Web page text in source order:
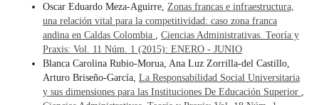
Oscar Eduardo Meza-Aguirre, Zonas francas e infraestructura,
una relación vital para la competitividad: caso zona franca
andina en Caldas Colombia
Ciencias Administrativas. Teoría y
Praxis: Vol. 11 Núm. 1 (2015): ENERO - JUNIO
Blanca Carolina Rubio-Morua, Ana Luz Zorrilla-del Castillo,
Arturo Briseño-García, La Responsabilidad Social Universitaria
y sus dimensiones para las Instituciones De Educación Superior